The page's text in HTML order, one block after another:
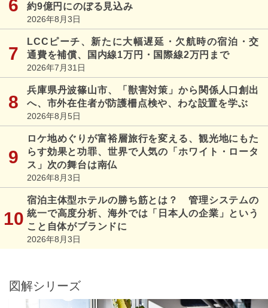
約9億円にのぼる見込み
2026年8月3日
LCCピーチ、新たに大幅遅延・欠航時の宿泊・交
通費を補償、国内線1万円・国際線2万円まで
2026年7月31日
兵庫県丹波篠山市、「獣害対策」から関係人口創出
へ、市外在住者が防護柵点検や、わな設置を学ぶ
2026年8月5日
ロケ地めぐりが富裕層旅行を変える、観光地にもた
らす効果と功罪、世界で人気の「ホワイト・ロータ
ス」次の舞台は南仏
2026年8月3日
宿泊主体型ホテルの勝ち筋とは？ 管理システムの
統一で高度分析、海外では「日本人の企業」という
こと自体がブランドに
2026年8月3日
図解シリーズ